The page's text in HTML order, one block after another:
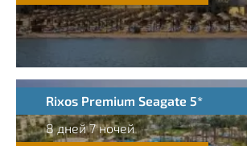
Rixos Premium Seagate 5*
8 дней 7 ночей